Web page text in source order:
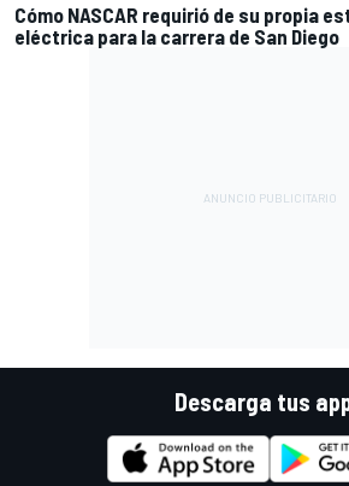
Cómo NASCAR requirió de su propia
eléctrica para la carrera de San Diego
Descarga tus